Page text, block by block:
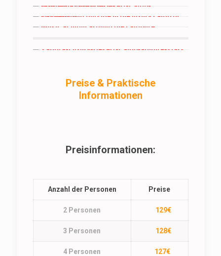
Preise & Praktische
Informationen
Preisinformationen:
Anzahl der Personen Preise
2 Personen 129€
3 Personen 128€
4 Personen 127€